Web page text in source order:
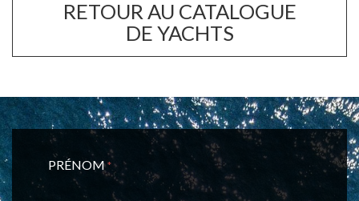
RETOUR AU CATALOGUE
DE YACHTS
PRÉNOM*